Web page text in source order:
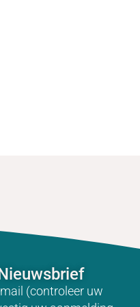
(controleer uw